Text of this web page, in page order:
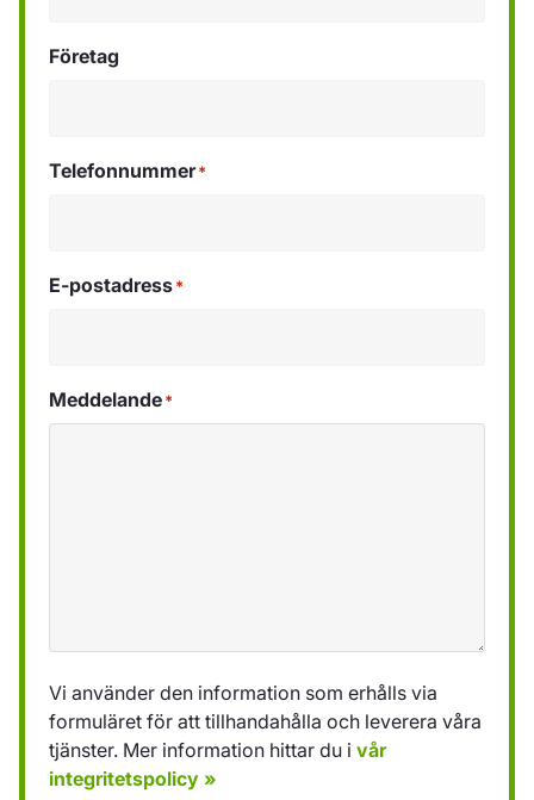
Företag
Telefonnummer*
E-postadress*
Meddelande*
Vi använder den information som erhålls via
formuläret för att tillhandahålla och leverera våra
tjänster. Mer information hittar du i vår
integritetspolicy »